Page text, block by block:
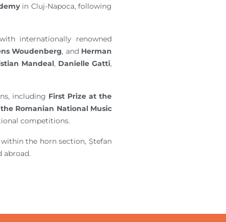
in Cluj-Napoca, following
internationally renowned
Woudenberg, and Herman
Mandeal, Danielle Gatti,
including First Prize at the
Romanian National Music
competitions.
the horn section, Ștefan
abroad.